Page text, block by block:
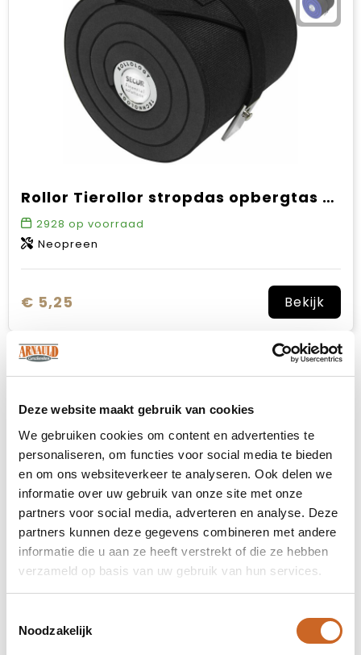
Deze website maakt gebruik van cookies
We gebruiken cookies om content en advertenties te
personaliseren, om functies voor social media te bieden
en om ons websiteverkeer te analyseren. Ook delen we
informatie over uw gebruik van onze site met onze
partners voor social media, adverteren en analyse. Deze
partners kunnen deze gegevens combineren met andere
informatie die u aan ze heeft verstrekt of die ze hebben
verzameld op basis van uw gebruik van hun services.
Noodzakelijk
Sinterklaas
Verjaardagen
Voetbal, EK en WK
Voor de bouw
Zomerpakketten
Rollor Tierollor stropdas opbergtas Gabriella
2928 op voorraad
Neopreen
€ 5,25 Bekijk